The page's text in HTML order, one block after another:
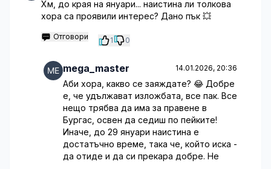
Хм, до края на януари... наистина ли толкова
хора са проявили интерес? Дано пък 💥
Отговори 1 0
mega_master 14.01.2026, 20:36
Аби хора, какво се заяждате? 😂 Добре
е, че удължават изложбата, все пак. Все
нещо трябва да има за правене в
Бургас, освен да седиш по пейките!
Иначе, до 29 януари наистина е
достатъчно време, така че, който иска -
да отиде и да си прекара добре. Не